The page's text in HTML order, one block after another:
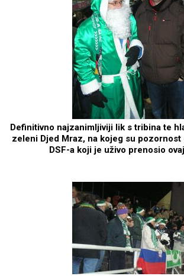
Definitivno najzanimljiviji lik s tribina te
zeleni Djed Mraz, na kojeg su
DSF-a koji je uživo prenosio